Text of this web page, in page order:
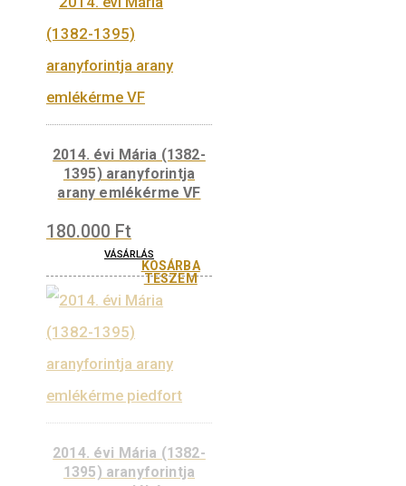
2016. évi Zsigmond
aranyforintja
2016. évi Zsigmond
aranyforintja arany
emlékérme VF